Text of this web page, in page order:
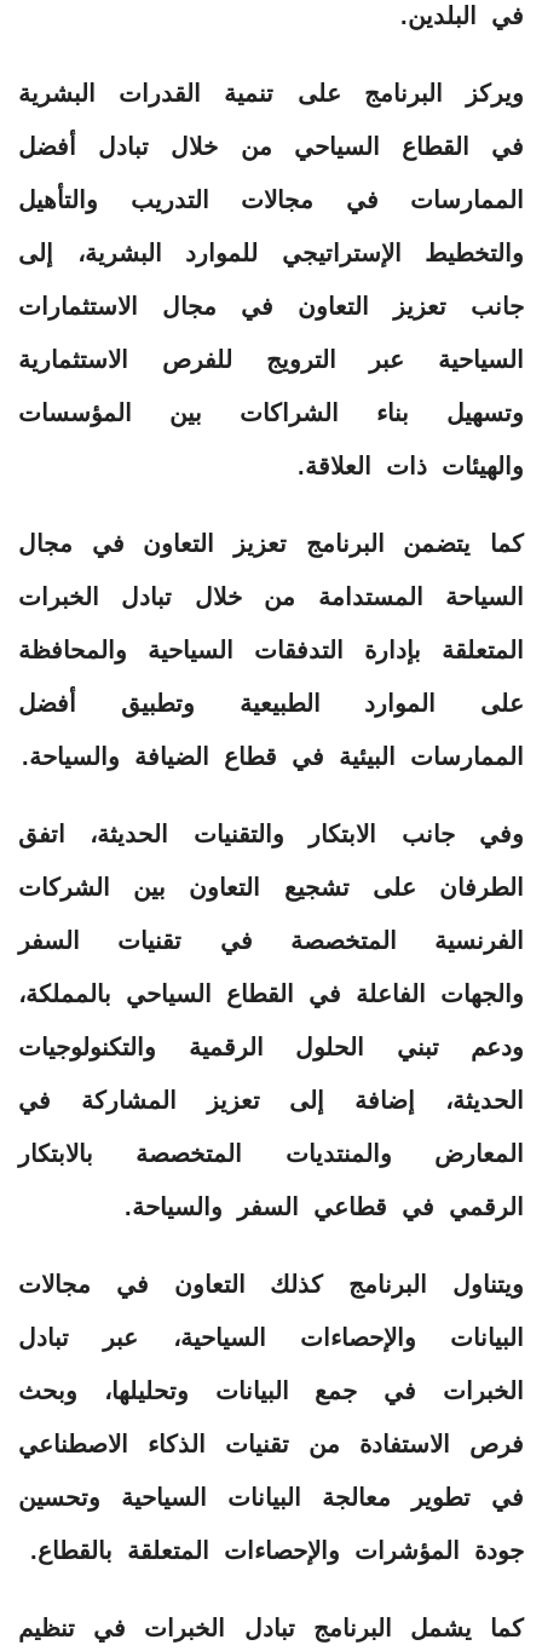
في البلدين.
ويركز البرنامج على تنمية القدرات البشرية
في القطاع السياحي من خلال تبادل أفضل
الممارسات في مجالات التدريب والتأهيل
والتخطيط الإستراتيجي للموارد البشرية، إلى
جانب تعزيز التعاون في مجال الاستثمارات
السياحية عبر الترويج للفرص الاستثمارية
وتسهيل بناء الشراكات بين المؤسسات
والهيئات ذات العلاقة.
كما يتضمن البرنامج تعزيز التعاون في مجال
السياحة المستدامة من خلال تبادل الخبرات
المتعلقة بإدارة التدفقات السياحية والمحافظة
على الموارد الطبيعية وتطبيق أفضل
الممارسات البيئية في قطاع الضيافة والسياحة.
وفي جانب الابتكار والتقنيات الحديثة، اتفق
الطرفان على تشجيع التعاون بين الشركات
الفرنسية المتخصصة في تقنيات السفر
والجهات الفاعلة في القطاع السياحي بالمملكة،
ودعم تبني الحلول الرقمية والتكنولوجيات
الحديثة، إضافة إلى تعزيز المشاركة في
المعارض والمنتديات المتخصصة بالابتكار
الرقمي في قطاعي السفر والسياحة.
ويتناول البرنامج كذلك التعاون في مجالات
البيانات والإحصاءات السياحية، عبر تبادل
الخبرات في جمع البيانات وتحليلها، وبحث
فرص الاستفادة من تقنيات الذكاء الاصطناعي
في تطوير معالجة البيانات السياحية وتحسين
جودة المؤشرات والإحصاءات المتعلقة بالقطاع.
كما يشمل البرنامج تبادل الخبرات في تنظيم